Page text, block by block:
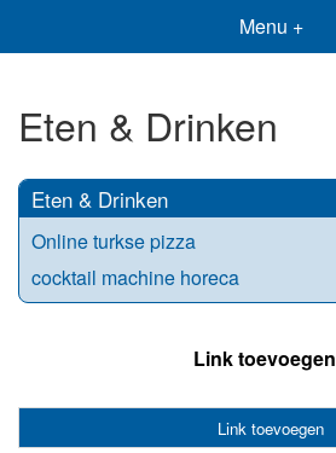
Menu +
Eten & Drinken
Eten & Drinken
Online turkse pizza
cocktail machine horeca
Link toevoegen
Link toevoegen